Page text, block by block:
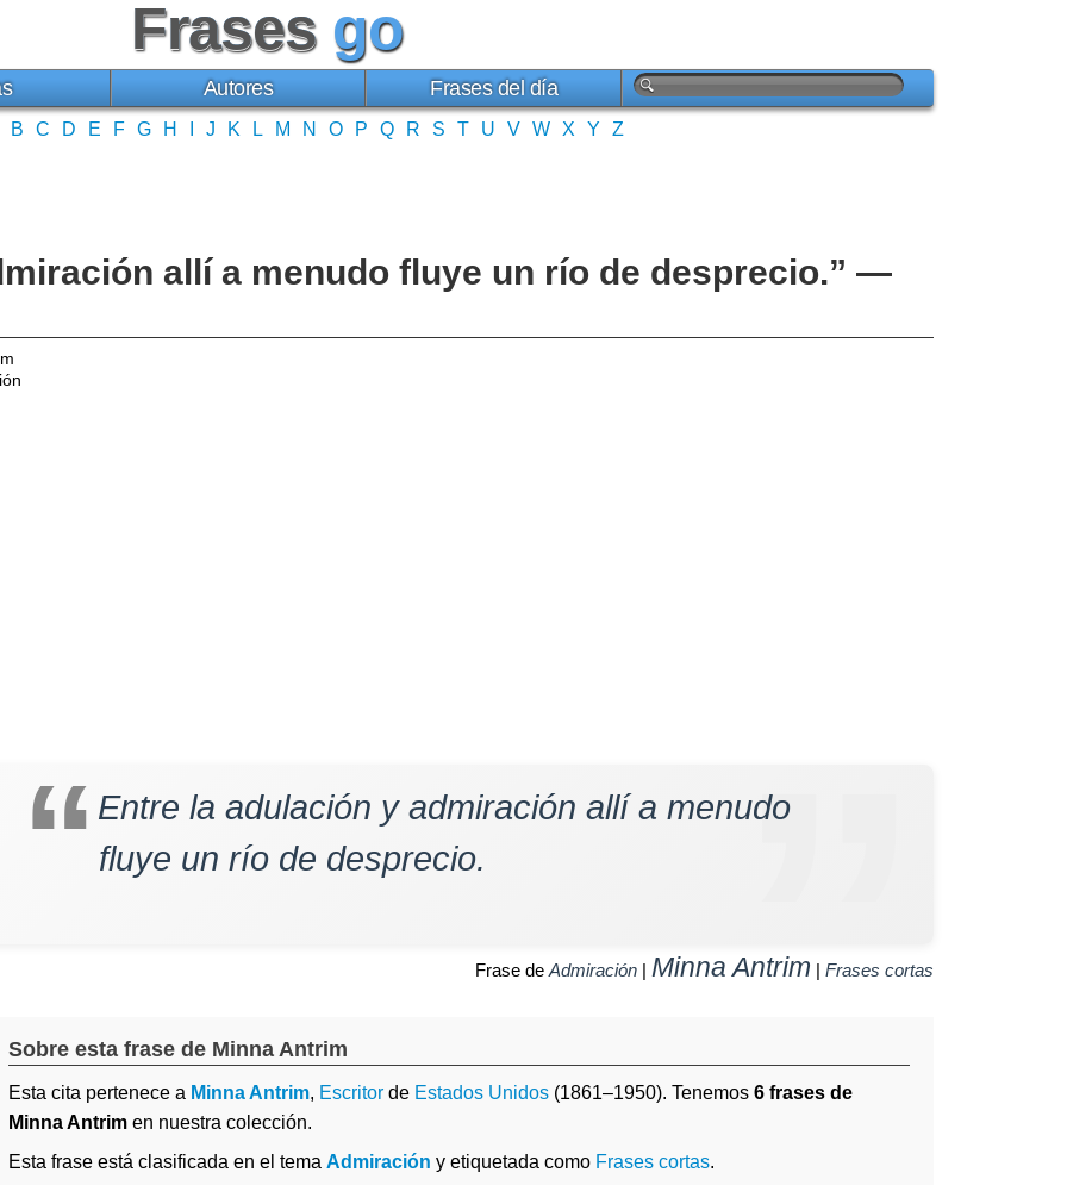
Frases go
Autores Frases del día
B C D E F G H J K L M N O P Q R S T U V W X Y Z
allí a menudo fluye un río de desprecio.” —
Entre la adulación y admiración allí a menudo
fluye un río de desprecio.
Frase de Admiración | Minna Antrim | Frases cortas
Sobre esta frase de Minna Antrim
Esta cita pertenece a Minna Antrim, Escritor de Estados Unidos (1861–1950). Tenemos 6 frases de
Minna Antrim en nuestra colección.
Esta frase está clasificada en el tema Admiración y etiquetada como Frases cortas.